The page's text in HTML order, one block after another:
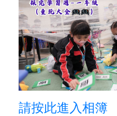
請按此進入相簿